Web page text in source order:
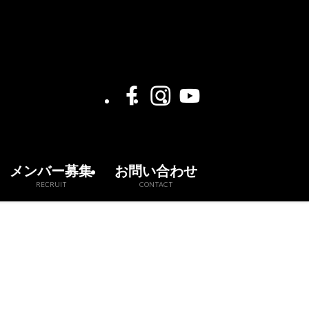
メンバー募集
RECRUIT
お問い合わせ
CONTACT